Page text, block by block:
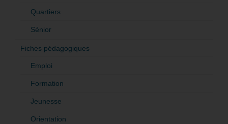
Quartiers
Sénior
Fiches pédagogiques
Emploi
Formation
Jeunesse
Orientation